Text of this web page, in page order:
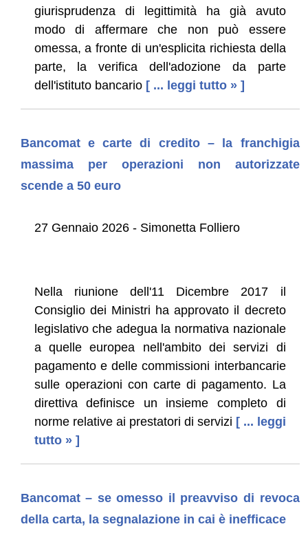
giurisprudenza di legittimità ha già avuto
modo di affermare che non può essere
omessa, a fronte di un'esplicita richiesta della
parte, la verifica dell'adozione da parte
dell'istituto bancario [ ... leggi tutto » ]
Bancomat e carte di credito – la franchigia
massima per operazioni non autorizzate
scende a 50 euro
27 Gennaio 2026 - Simonetta Folliero
Nella riunione dell'11 Dicembre 2017 il
Consiglio dei Ministri ha approvato il decreto
legislativo che adegua la normativa nazionale
a quelle europea nell'ambito dei servizi di
pagamento e delle commissioni interbancarie
sulle operazioni con carte di pagamento. La
direttiva definisce un insieme completo di
norme relative ai prestatori di servizi [ ... leggi
tutto » ]
Bancomat – se omesso il preavviso di revoca
della carta, la segnalazione in cai è inefficace